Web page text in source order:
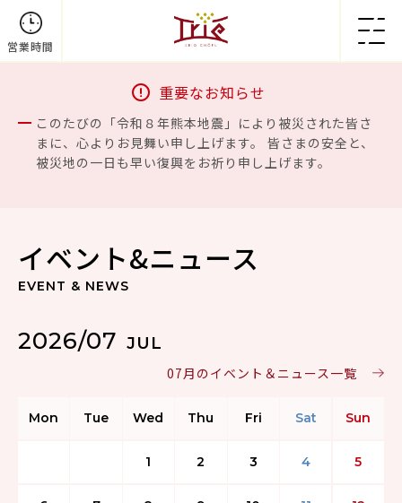
営業時間
重要なお知らせ
このたびの「令和８年熊本地震」により被災された皆さ
まに、心よりお見舞い申し上げます。 皆さまの安全と、
被災地の一日も早い復興をお祈り申し上げます。
イベント&ニュース
EVENT & NEWS
2026/07 JUL
07月のイベント＆ニュース一覧
Mon Tue Wed Thu Fri Sat Sun
1 2 3 4 5